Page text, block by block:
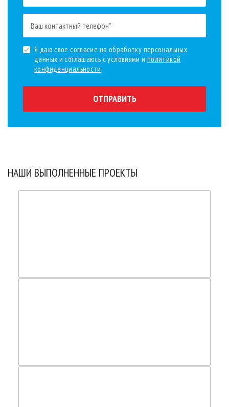
Я даю свое согласие на обработку персональных
данных и соглашаюсь с условиями и политикой
конфиденциальности.
ОТПРАВИТЬ
НАШИ ВЫПОЛНЕННЫЕ ПРОЕКТЫ